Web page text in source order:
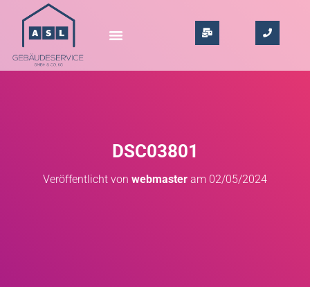
DSC03801
Veröffentlicht von webmaster am 02/05/2024